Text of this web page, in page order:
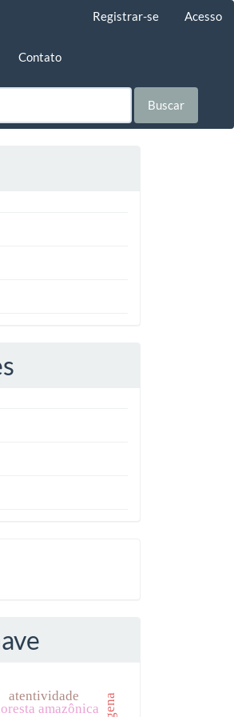
Registrar-se Acesso
Contato
Buscar
amazônica
atentividade